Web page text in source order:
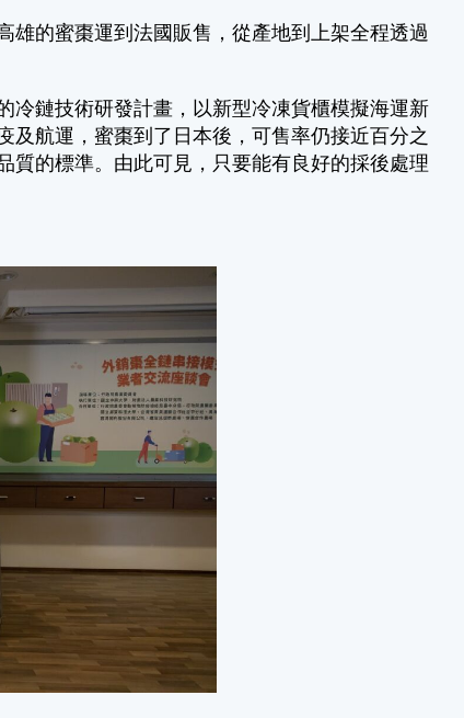
雄的蜜棗運到法國販售，從產地到上架全程透過
冷鏈技術研發計畫，以新型冷凍貨櫃模擬海運新
航運，蜜棗到了日本後，可售率仍接近百分之
質的標準。由此可見，只要能有良好的採後處理